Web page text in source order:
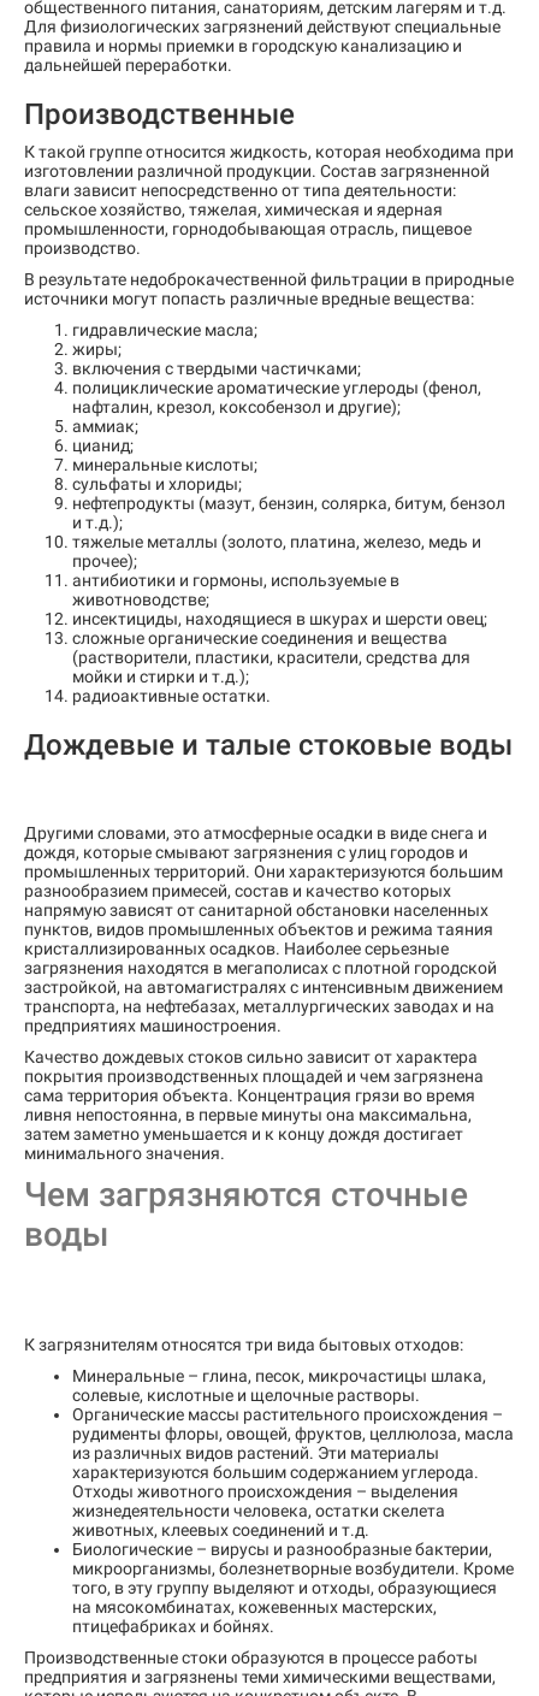
общественного питания, санаториям, детским лагерям и т.д.
Для физиологических загрязнений действуют специальные
правила и нормы приемки в городскую канализацию и
дальнейшей переработки.
Производственные
К такой группе относится жидкость, которая необходима при
изготовлении различной продукции. Состав загрязненной
влаги зависит непосредственно от типа деятельности:
сельское хозяйство, тяжелая, химическая и ядерная
промышленности, горнодобывающая отрасль, пищевое
производство.
В результате недоброкачественной фильтрации в природные
источники могут попасть различные вредные вещества:
гидравлические масла;
жиры;
включения с твердыми частичками;
полициклические ароматические углероды (фенол,
нафталин, крезол, коксобензол и другие);
аммиак;
цианид;
минеральные кислоты;
сульфаты и хлориды;
нефтепродукты (мазут, бензин, солярка, битум, бензол
и т.д.);
тяжелые металлы (золото, платина, железо, медь и
прочее);
антибиотики и гормоны, используемые в
животноводстве;
инсектициды, находящиеся в шкурах и шерсти овец;
сложные органические соединения и вещества
(растворители, пластики, красители, средства для
мойки и стирки и т.д.);
радиоактивные остатки.
Дождевые и талые стоковые воды
Другими словами, это атмосферные осадки в виде снега и
дождя, которые смывают загрязнения с улиц городов и
промышленных территорий. Они характеризуются большим
разнообразием примесей, состав и качество которых
напрямую зависят от санитарной обстановки населенных
пунктов, видов промышленных объектов и режима таяния
кристаллизированных осадков. Наиболее серьезные
загрязнения находятся в мегаполисах с плотной городской
застройкой, на автомагистралях с интенсивным движением
транспорта, на нефтебазах, металлургических заводах и на
предприятиях машиностроения.
Качество дождевых стоков сильно зависит от характера
покрытия производственных площадей и чем загрязнена
сама территория объекта. Концентрация грязи во время
ливня непостоянна, в первые минуты она максимальна,
затем заметно уменьшается и к концу дождя достигает
минимального значения.
Чем загрязняются сточные
воды
К загрязнителям относятся три вида бытовых отходов:
Минеральные – глина, песок, микрочастицы шлака,
солевые, кислотные и щелочные растворы.
Органические массы растительного происхождения –
рудименты флоры, овощей, фруктов, целлюлоза, масла
из различных видов растений. Эти материалы
характеризуются большим содержанием углерода.
Отходы животного происхождения – выделения
жизнедеятельности человека, остатки скелета
животных, клеевых соединений и т.д.
Биологические – вирусы и разнообразные бактерии,
микроорганизмы, болезнетворные возбудители. Кроме
того, в эту группу выделяют и отходы, образующиеся
на мясокомбинатах, кожевенных мастерских,
птицефабриках и бойнях.
Производственные стоки образуются в процессе работы
предприятия и загрязнены теми химическими веществами,